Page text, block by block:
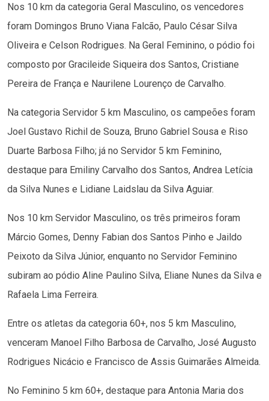
Nos 10 km da categoria Geral Masculino, os vencedores
foram Domingos Bruno Viana Falcão, Paulo César Silva
Oliveira e Celson Rodrigues. Na Geral Feminino, o pódio foi
composto por Gracileide Siqueira dos Santos, Cristiane
Pereira de França e Naurilene Lourenço de Carvalho.
Na categoria Servidor 5 km Masculino, os campeões foram
Joel Gustavo Richil de Souza, Bruno Gabriel Sousa e Riso
Duarte Barbosa Filho; já no Servidor 5 km Feminino,
destaque para Emiliny Carvalho dos Santos, Andrea Letícia
da Silva Nunes e Lidiane Laidslau da Silva Aguiar.
Nos 10 km Servidor Masculino, os três primeiros foram
Márcio Gomes, Denny Fabian dos Santos Pinho e Jaildo
Peixoto da Silva Júnior, enquanto no Servidor Feminino
subiram ao pódio Aline Paulino Silva, Eliane Nunes da Silva e
Rafaela Lima Ferreira.
Entre os atletas da categoria 60+, nos 5 km Masculino,
venceram Manoel Filho Barbosa de Carvalho, José Augusto
Rodrigues Nicácio e Francisco de Assis Guimarães Almeida.
No Feminino 5 km 60+, destaque para Antonia Maria dos